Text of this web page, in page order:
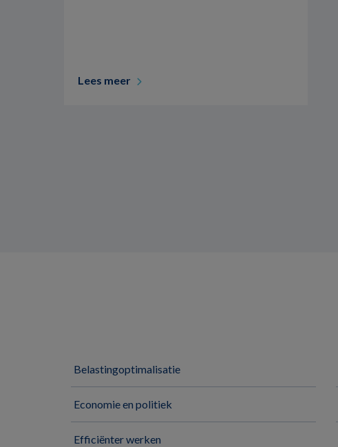
Lees meer
Belastingoptimalisatie
Economie en politiek
Efficiënter werken